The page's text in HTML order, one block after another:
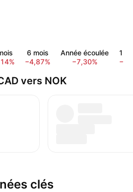
6 mois
−4,87%
Année écoulée
−7,30%
1
vers NOK
clés